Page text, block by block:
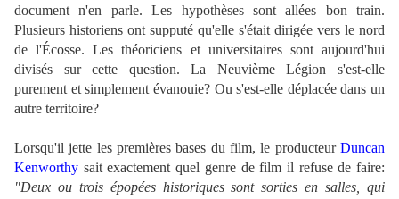
document n'en parle. Les hypothèses sont allées bon train.
Plusieurs historiens ont supputé qu'elle s'était dirigée vers le nord
de l'Écosse. Les théoriciens et universitaires sont aujourd'hui
divisés sur cette question. La Neuvième Légion s'est-elle
purement et simplement évanouie? Ou s'est-elle déplacée dans un
autre territoire?
Lorsqu'il jette les premières bases du film, le producteur Duncan
Kenworthy sait exactement quel genre de film il refuse de faire:
"Deux ou trois épopées historiques sont sorties en salles, qui